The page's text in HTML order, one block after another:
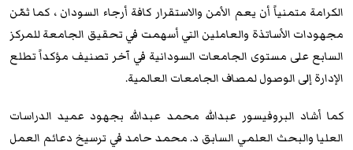
الكرامة متمنياً أن يعم الأمن والاستقرار كافة أرجاء السودان ، كما ثمّن
مجهودات الأساتذة والعاملين التي أسهمت في تحقيق الجامعة للمركز
السابع على مستوى الجامعات السودانية في آخر تصنيف مؤكداً تطلع
الإدارة إلى الوصول لمصاف الجامعات العالمية.
كما أشاد البروفيسور عبدالله محمد عبدالله بجهود عميد الدراسات
العليا والبحث العلمي السابق د. محمد حامد في ترسيخ دعائم العمل